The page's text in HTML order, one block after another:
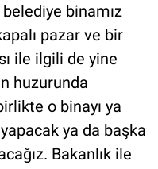
binamız
pazar ve bir
ile ilgili de yine
huzurunda
o binayı ya
ya da başka
Bakanlık ile